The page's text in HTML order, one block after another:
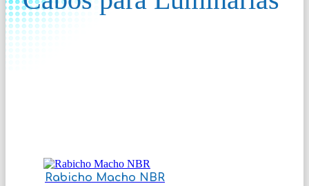
Rabicho Macho NBR